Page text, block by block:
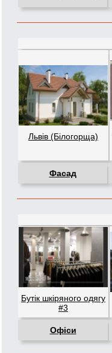
Львів (Білогорща)
Фасад
Бутік шкіряного одягу
#3
Офіси